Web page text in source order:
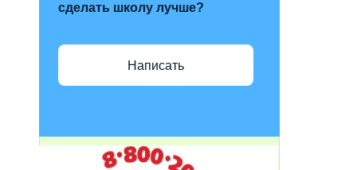
сделать школу лучше?
Написать